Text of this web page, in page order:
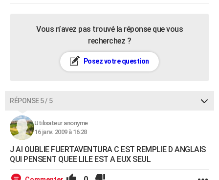
Vous n’avez pas trouvé la réponse que vous
recherchez ?
Posez votre question
RÉPONSE 5 / 5
Utilisateur anonyme
16 janv. 2009 à 16:28
J AI OUBLIE FUERTAVENTURA C EST REMPLIE D ANGLAIS
QUI PENSENT QUEE LILE EST A EUX SEUL